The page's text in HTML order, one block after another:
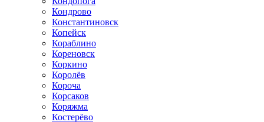
Кондрово
Константиновск
Копейск
Кораблино
Кореновск
Коркино
Королёв
Короча
Корсаков
Коряжма
Костерёво